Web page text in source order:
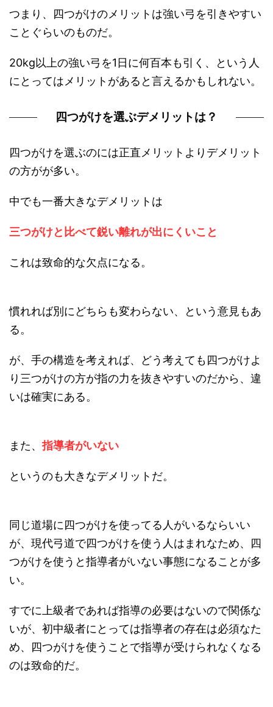
つまり、四つがけのメリットは強い弓を引きやすい
ことぐらいのものだ。
20kg以上の強い弓を1日に何百本も引く、という人
にとってはメリットがあると言えるかもしれない。
四つがけを選ぶデメリットは？
四つがけを選ぶのには正直メリットよりデメリット
の方がが多い。
中でも一番大きなデメリットは
三つがけと比べて鋭い離れが出にくいこと
これは致命的な欠点になる。
慣れれば別にどちらも変わらない、という意見もあ
る。
が、手の構造を考えれば、どう考えても四つがけよ
り三つがけの方が指の力を抜きやすいのだから、違
いは確実にある。
また、指導者がいない
というのも大きなデメリットだ。
同じ道場に四つがけを使ってる人がいるならいい
が、現代弓道で四つがけを使う人はまれなため、四
つがけを使うと指導者がいない事態になることが多
い。
すでに上級者であれば指導の必要はないので関係な
いが、初中級者にとっては指導者の存在は必須なた
め、四つがけを使うことで指導が受けられなくなる
のは致命的だ。